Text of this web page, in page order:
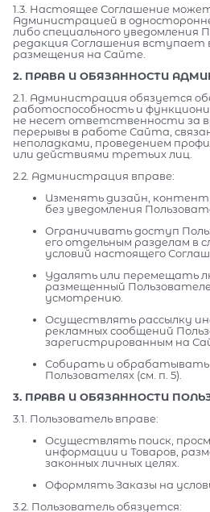
1.3. Настоящее Соглашение
Администрацией в
либо специального уведомления
редакция Соглашения вступает
размещения на Сайте.
2. ПРАВА И ОБЯЗАННОСТИ
2.1. Администрация обязуется
работоспособность и
не несет ответственности за
перерывы в работе Сайта,
неполадками, проведением
или действиями третьих лиц.
2.2. Администрация вправе:
Изменять дизайн,
без уведомления
Ограничивать доступ
его отдельным разделам в
условий настоящего
Удалять или перемещать
размещенный
усмотрению.
Осуществлять рассылку
рекламных сообщений
зарегистрированным на
Собирать и обрабатывать
Пользователях (см. п. 5).
3. ПРАВА И ОБЯЗАННОСТИ
3.1. Пользователь вправе:
Осуществлять поиск,
информации и Товаров,
законных личных целях.
Оформлять Заказы на
3.2. Пользователь обязуется: